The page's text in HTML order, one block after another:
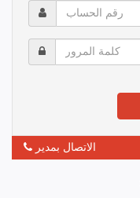
رقم
الحساب
كلمة
المرور
الاتصال بمدير